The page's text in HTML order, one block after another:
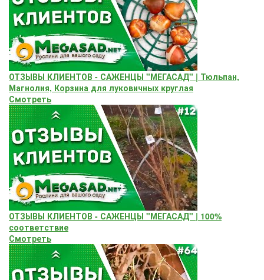
ОТЗЫВЫ КЛИЕНТОВ - САЖЕНЦЫ "МЕГАСАД" | Тюльпан,
Магнолия, Корзина для луковичных круглая
Смотреть
ОТЗЫВЫ КЛИЕНТОВ - САЖЕНЦЫ "МЕГАСАД" | 100%
соответствие
Смотреть